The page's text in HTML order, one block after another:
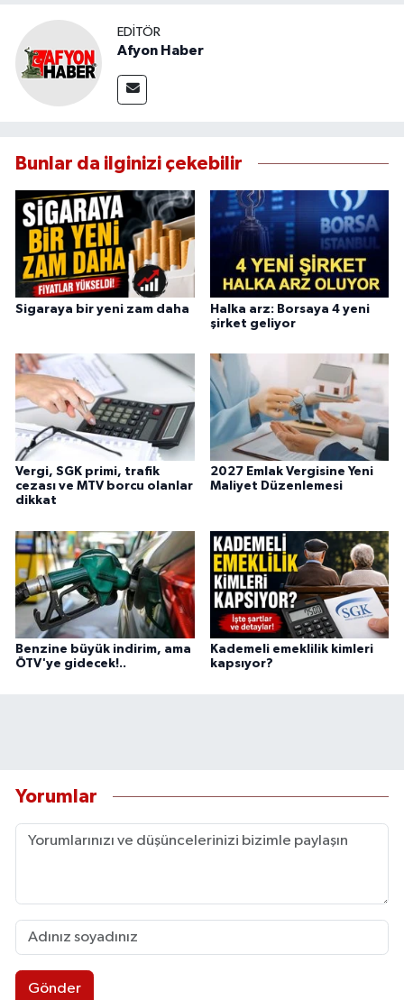
EDITÖR
Afyon Haber
Bunlar da ilginizi çekebilir
Sigaraya bir yeni zam daha
Halka arz: Borsaya 4 yeni
şirket geliyor
Vergi, SGK primi, trafik
cezası ve MTV borcu olanlar
dikkat
2027 Emlak Vergisine Yeni
Maliyet Düzenlemesi
Benzine büyük indirim, ama
ÖTV'ye gidecek!..
Kademeli emeklilik kimleri
kapsıyor?
Yorumlar
Gönder